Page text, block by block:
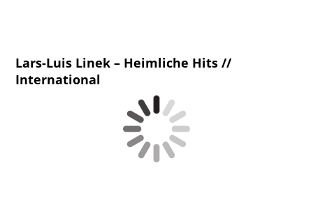
Lars-Luis Linek – Heimliche Hits //
International